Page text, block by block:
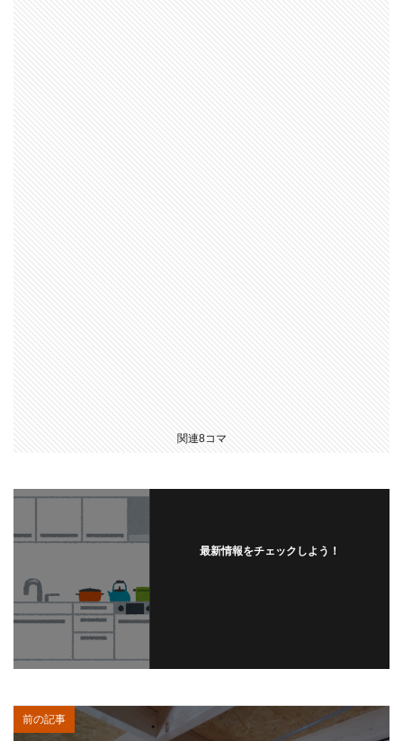
関連8コマ
最新情報をチェックしよう！
前の記事